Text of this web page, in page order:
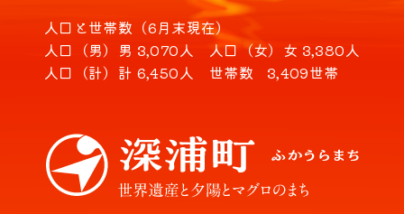
人口と世帯数（6月末現在）
人口（男） 男 3,070人 人口（女） 女 3,380人
人口（計） 計 6,450人 世帯数 3,409世帯